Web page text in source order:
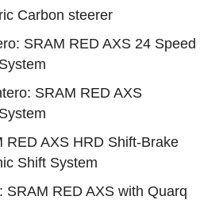
Carbon steerer
SRAM RED AXS 24 Speed
SRAM RED AXS
RED AXS HRD Shift-Brake
Shift System
SRAM RED AXS with Quarq